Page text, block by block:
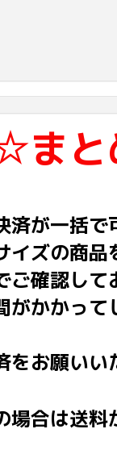
まと
が一括で
イズの商
ご確認し
かかって
お願いい
合は送料